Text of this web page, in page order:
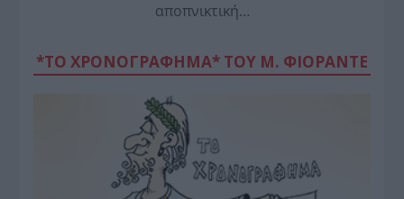
αποπνικτική…
*ΤΟ ΧΡΟΝΟΓΡΑΦΗΜΑ* ΤΟΥ Μ. ΦΙΟΡΆΝΤΕ